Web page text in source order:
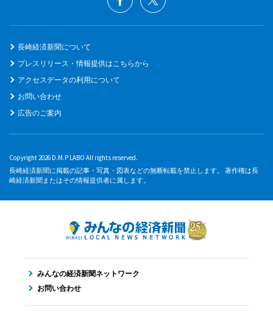
長崎経済新聞について
プレスリリース・情報提供はこちらから
アクセスデータの利用について
お問い合わせ
広告のご案内
Copyright 2026 D.M.P LABO All rights reserved.
長崎経済新聞に掲載の記事・写真・図表などの無断転載を禁止します。 著作権は長
崎経済新聞またはその情報提供者に属します。
みんなの経済新聞ネットワーク
お問い合わせ